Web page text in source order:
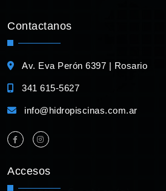
Contactanos
Av. Eva Perón 6397 | Rosario
341 615-5627
info@hidropiscinas.com.ar
Accesos